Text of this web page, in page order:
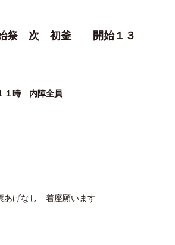
始祭 次 初釜 開始１３
時 内陣全員
げなし 着座願います